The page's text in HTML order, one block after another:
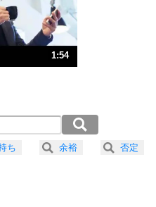
る30の方法
なるもの。
方法
、怒りを優しさで表現する。
1:54
ち 余裕 否定